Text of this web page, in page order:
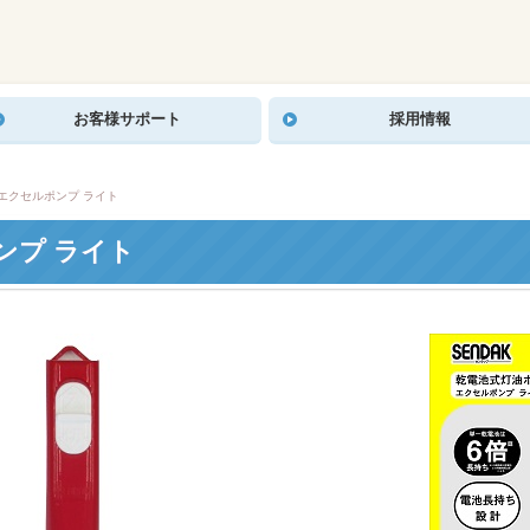
お客様サポート 採用情報
クセルポンプ ライト
プ ライト